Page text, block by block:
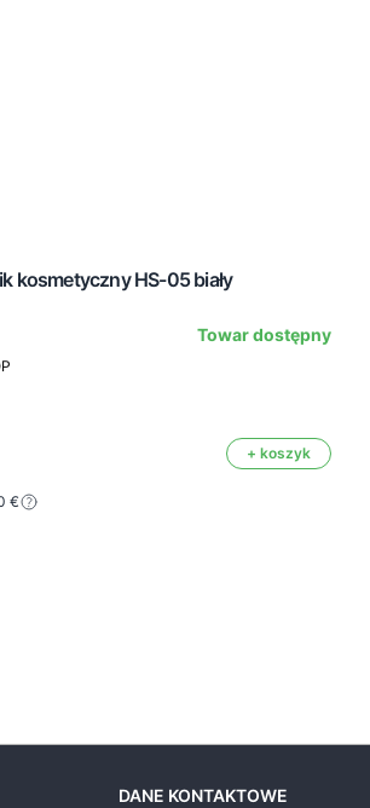
kosmetyczny HS-05 biały
Towar dostępny
+ koszyk
€
DANE KONTAKTOWE